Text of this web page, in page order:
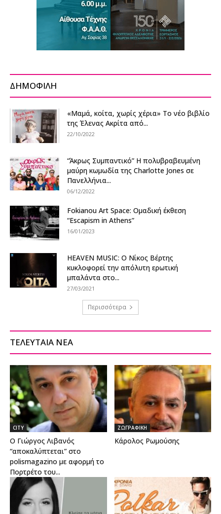
ΔΗΜΟΦΙΛΗ
«Μαμά, κοίτα, χωρίς χέρια» Το νέο βιβλίο
της Έλενας Ακρίτα από...
22/10/2022
“Άκρως Συμπαντικό” Η πολυβραβευμένη
μαύρη κωμωδία της Charlotte Jones σε
Πανελλήνια...
06/12/2022
Fokianou Art Space: Ομαδική έκθεση
“Escapism in Athens”
16/01/2023
HEAVEN MUSIC: Ο Νίκος Βέρτης
κυκλοφορεί την απόλυτη ερωτική
μπαλάντα στο...
27/03/2021
Περισσότερα
ΤΕΛΕΥΤΑΙΑ ΝΕΑ
CITY
O Γιώργος Λιβανός
“αποκαλύπτεται” στο
polismagazino με αφορμή το
Πορτρέτο του...
ΖΩΓΡΑΦΙΚΗ
Κάρολος Ρωμούσης